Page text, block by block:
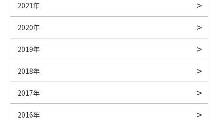
2021年
2020年
2019年
2018年
2017年
2016年